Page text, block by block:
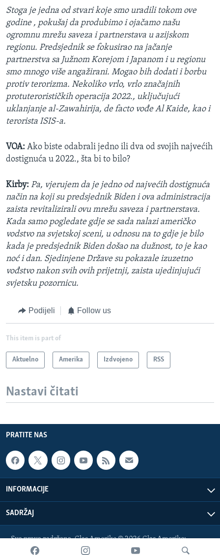
Stoga je jedna od stvari koje smo uradili tokom ove
godine , pokušaj da produbimo i ojačamo našu
ogromnu mrežu saveza i partnerstava u azijskom
regionu. Predsjednik se fokusirao na jačanje
partnerstva sa Južnom Korejom i Japanom i u regionu
smo mnogo više angažirani. Mogao bih dodati i borbu
protiv terorizma. Nekoliko vrlo, vrlo značajnih
protuterorističkih operacija 2022., uključujući
uklanjanje al-Zawahirija, de facto vođe Al Kaide, kao i
terorista ISIS-a.
VOA: Ako biste odabrali jedno ili dva od svojih najvećih
dostignuća u 2022., šta bi to bilo?
Kirby: Pa, vjerujem da je jedno od najvećih dostignuća
način na koji su predsjednik Biden i ova administracija
zaista revitalizirali ovu mrežu saveza i partnerstava.
Kada samo pogledate gdje se sada nalazi američko
vodstvo na svjetskoj sceni, u odnosu na to gdje je bilo
kada je predsjednik Biden došao na dužnost, to je kao
noć i dan. Sjedinjene Države su pokazale izuzetno
vođstvo nakon svih ovih prijetnji, zaista ujedinjujući
svjetsku pozornicu.
Podijeli Follow us
This item is part of
Aktuelno Amerika Izdvojeno RSS
Nastavi čitati
PRATITE NAS
INFORMACIJE
SADRŽAJ
Sva prava zadržana. Glas Amerike © 2026 Glas Amerike:
bosnian-service@voanews.com